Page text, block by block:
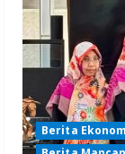
Berita